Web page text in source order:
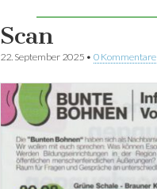
Scan
22. September 2025 • 0 Kommentare